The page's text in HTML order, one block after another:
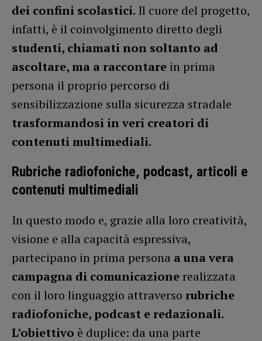
dei confini scolastici. Il cuore del progetto,
infatti, è il coinvolgimento diretto degli
studenti, chiamati non soltanto ad
ascoltare, ma a raccontare in prima
persona il proprio percorso di
sensibilizzazione sulla sicurezza stradale
trasformandosi in veri creatori di
contenuti multimediali.
Rubriche radiofoniche, podcast, articoli e
contenuti multimediali
In questo modo e, grazie alla loro creatività,
visione e alla capacità espressiva,
partecipano in prima persona a una vera
campagna di comunicazione realizzata
con il loro linguaggio attraverso rubriche
radiofoniche, podcast e redazionali.
L’obiettivo è duplice: da una parte